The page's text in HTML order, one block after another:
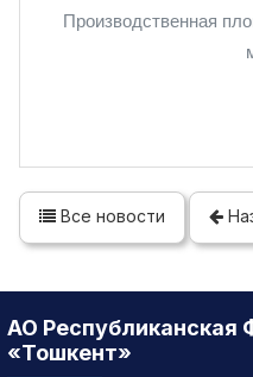
Производственная
Все новости
АО Республиканская
«Тошкент»